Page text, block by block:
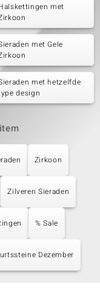
met
met Gele
met hetzelfde
design
Zirkoon
Zilveren Sieraden
% Sale
Dezember